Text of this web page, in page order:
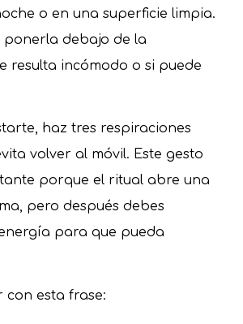
o en una superficie limpia.
ponerla debajo de la
resulta incómodo o si puede
haz tres respiraciones
volver al móvil. Este gesto
porque el ritual abre una
pero después debes
para que pueda
con esta frase: